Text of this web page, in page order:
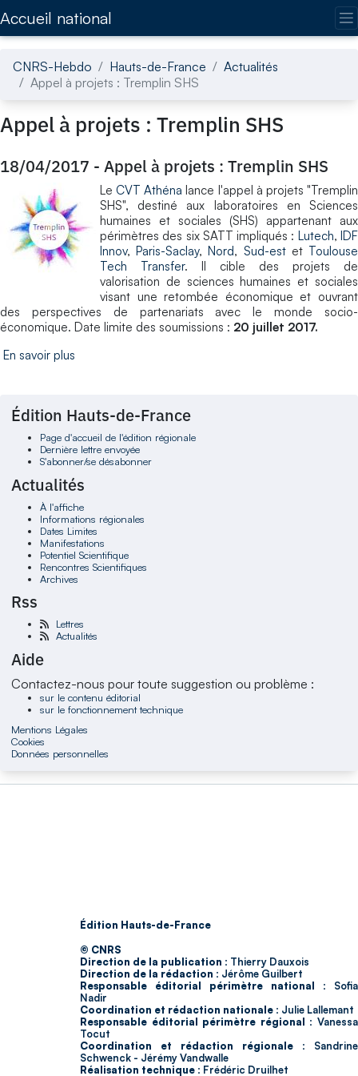
Accueil national
CNRS-Hebdo Hauts-de-France
Actualités
Appel à projets : Tremplin SHS
Appel à projets : Tremplin SHS
18/04/2017 - Appel à projets : Tremplin SHS
Le CVT Athéna lance l'appel à projets "Tremplin
SHS", destiné aux laboratoires en Sciences
humaines et sociales (SHS) appartenant aux
périmètres des six SATT impliqués : Lutech,IDF
Innov,Paris-Saclay,Nord, Sud-estet Toulouse
Tech Transfer. Il cible des projets de
valorisation de sciences humaines et sociales
visant une retombée économique et ouvrant
des perspectives de partenariats avec le monde socio-
économique. Date limite des soumissions : 20 juillet 2017.
En savoir plus
Édition Hauts-de-France
Page d'accueil de l'édition régionale
Dernière lettre envoyée
S'abonner/se désabonner
Actualités
À l'affiche
Informations régionales
Dates Limites
Manifestations
Potentiel Scientifique
Rencontres Scientifiques
Archives
Rss
Lettres
Actualités
Aide
Contactez-nous pour toute suggestion ou problème :
sur le contenu éditorial
sur le fonctionnement technique
Mentions Légales
Cookies
Données personnelles
Édition Hauts-de-France
© CNRS
Direction de la publication : Thierry Dauxois
Direction de la rédaction : Jérôme Guilbert
Responsable éditorial périmètre national : Sofia
Nadir
Coordination et rédaction nationale : Julie Lallemant
Responsable éditorial périmètre régional : Vanessa
Tocut
Coordination et rédaction régionale : Sandrine
Schwenck - Jérémy Vandwalle
Réalisation technique : Frédéric Druilhet